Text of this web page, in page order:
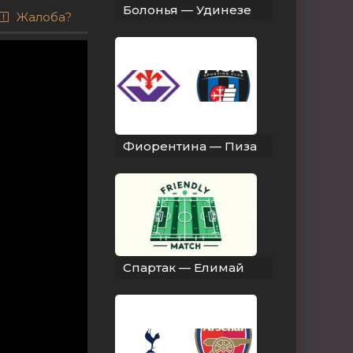
Жалоба? Болонья — Удинезе
Фиорентина — Пиза
Спартак — Елимай